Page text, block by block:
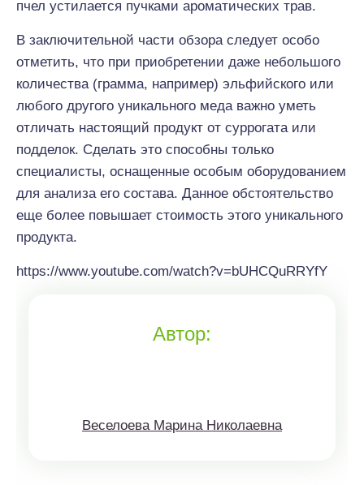
пчел устилается пучками ароматических трав.
В заключительной части обзора следует особо
отметить, что при приобретении даже небольшого
количества (грамма, например) эльфийского или
любого другого уникального меда важно уметь
отличать настоящий продукт от суррогата или
подделок. Сделать это способны только
специалисты, оснащенные особым оборудованием
для анализа его состава. Данное обстоятельство
еще более повышает стоимость этого уникального
продукта.
https://www.youtube.com/watch?v=bUHCQuRRYfY
Автор:
Веселоева Марина Николаевна